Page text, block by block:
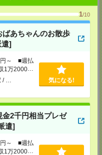
1/10
ばあちゃんのお散歩
遣]
円～ ■週払
万2000円
/ … 気になる!
2千円相当プレゼ
遣]
円～ ■週払
万2000円
3階
森野ビル1階
ビル7階